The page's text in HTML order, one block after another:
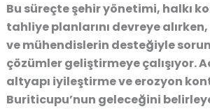
Bu süreçteşehir yönetimi, halkı
tahliye planlarını devreye alırken,
ve mühendislerin desteğiyle
çözümler geliştirmeye çalışıyor.
altyapı iyileştirme ve erozyon
Buriticupu’nun geleceğini